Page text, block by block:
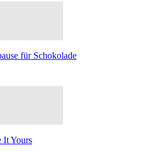
für Schokolade
It Yours